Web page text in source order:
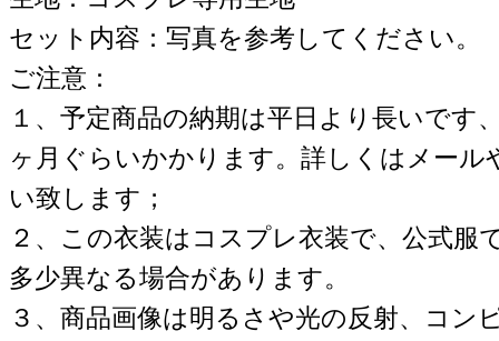
セット内容：写真を参考してください。
ご注意：
１、予定商品の納期は平日より長いです
ヶ月ぐらいかかります。詳しくはメール
い致します；
２、この衣装はコスプレ衣装で、公式服
多少異なる場合があります。
３、商品画像は明るさや光の反射、コン